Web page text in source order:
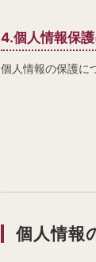
4.個人情報保
個人情報の保護に
個人情報